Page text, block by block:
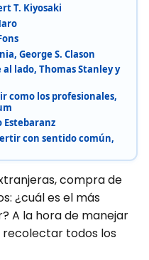
T. Kiyosaki
George S. Clason
lado, Thomas Stanley y
como los profesionales,
con sentido común,
compra de
¿cuál es el más
A la hora de manejar
recolectar todos los